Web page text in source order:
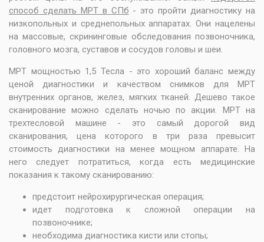
способ сделать МРТ в СПб - это пройти диагностику на
низкопольных и среднепольных аппаратах. Они нацелены
на массовые, скрининговые обследования позвоночника,
головного мозга, суставов и сосудов головы и шеи.
МРТ мощностью 1,5 Тесла - это хороший баланс между
ценой диагностики и качеством снимков для МРТ
внутренних органов, желез, мягких тканей. Дешево такое
сканирование можно сделать ночью по акции. МРТ на
трехтесловой машине - это самый дорогой вид
сканирования, цена которого в три раза превысит
стоимость диагностики на менее мощном аппарате. На
него следует потратиться, когда есть медицинские
показания к такому сканированию:
предстоит нейрохирургическая операция;
идет подготовка к сложной операции на
позвоночнике;
необходима диагностика кисти или стопы;